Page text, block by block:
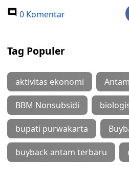
0 Komentar
Tag Populer
aktivitas ekonomi Antam
BBM Nonsubsidi
bupati purwakarta
buyback antam terbaru